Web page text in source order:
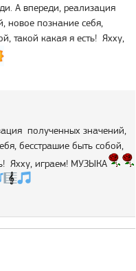
А впереди, реализация
новое познание себя,
такой какая я есть! Яхху,
полученных значений,
бесстрашие быть собой,
Яхху, играем! МУЗЫКА